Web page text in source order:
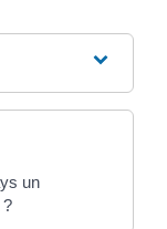
un
?